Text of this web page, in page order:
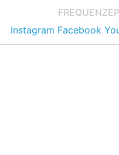
FREQUENZE
Instagram Facebook